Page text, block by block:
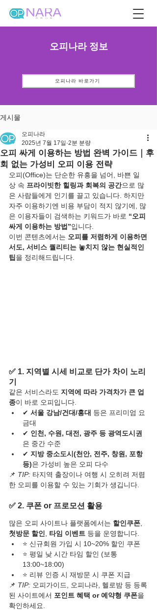
오피나라 정보
오피나라 바로가기
게시물
오피 싸게 이용하는 방법 완벽 가이드｜후
회 없는 가성비 오피 이용 전략
오피나라
2025년 7월 17일 2분 분량
오피(Office)는 단순한 유흥을 넘어, 바쁜 일
상 속 프라이빗한 힐링과 회복의 공간으로 많
은 사람들에게 인기를 끌고 있습니다. 하지만
자주 이용하기엔 비용 부담이 적지 않기에, 많
은 이용자들이 검색하는 키워드가 바로 “오피
싸게 이용하는 방법”입니다.
이번 콘텐츠에서는 오피를 저렴하게 이용하면
서도, 서비스 퀄리티는 놓치지 않는 현실적인
팁 을 정리해드립니다.
✅ 1. 지역별 시세 비교로 단가 차이 노리
기
같은 서비스라도 지역에 따라 가격차가 큰 업
종이 바로 오피입니다.
✔ 서울 강남/건대/홍대 등은 프리미엄 요
금대
✔ 인천, 수원, 대전, 광주 등 광역도시권
은 중간 수준
✔ 지방 중소도시(천안, 전주, 창원, 포항
등)은 가성비 높은 오피 다수
📌 TIP: 타지역 출장이나 여행 시 오히려 저렴
한 오피를 이용할 수 있는 기회가 생깁니다.
✅ 2. 쿠폰 or 프로모션 활용
많은 오피 사이트나 플랫폼에서는 할인쿠폰
첫방문 할인
타임 이벤트 등을 운영합니다.
⭐ 신규회원 가입 시 10~20% 할인 쿠폰
⭐ 평일 낮 시간 타임 할인 (보통
13:00~18:00)
⭐ 리뷰 인증 시 재방문 시 쿠폰 지급
📌 TIP: 오피가이드, 오피나라, 헬로밤 등 등록
된 사이트에서 포인트 혜택 or 예약형 쿠폰을
확인하세요.